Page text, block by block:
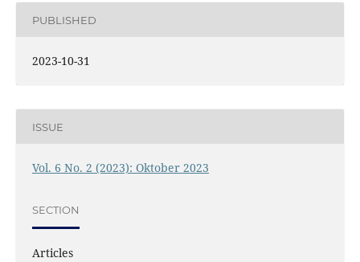
PUBLISHED
2023-10-31
ISSUE
Vol. 6 No. 2 (2023): Oktober 2023
SECTION
Articles